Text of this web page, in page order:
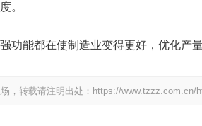
。
功能都在使制造业变得更好，优化产
，转载请注明出处： https://www.tzzz.com.cn/